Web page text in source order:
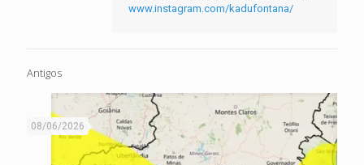
www.instagram.com/kadufontana/
Antigos
08/06/2026